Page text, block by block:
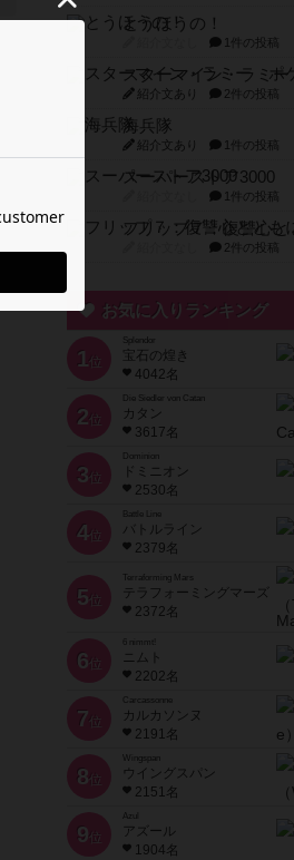
とうほうの！
1件の投稿
紹介文あり 2件の投稿
海兵隊
紹介文あり 1件の投稿
スーパーストア3000
1件の投稿
2件の投稿
お気に入りランキング
1位
宝石の煌き
4042名
2位
Die Siedler von Catan
カタン
3617名
3位
Dominion
ドミニオン
2530名
4位
Battle Line
バトルライン
2379名
5位
Terraforming Mars
テラフォーミングマーズ
2372名
6位
ニムト
2202名
7位
Carcassonne
カルカソンヌ
2191名
8位
Wingspan
ウイングスパン
2151名
9位
Azul
アズール
1904名